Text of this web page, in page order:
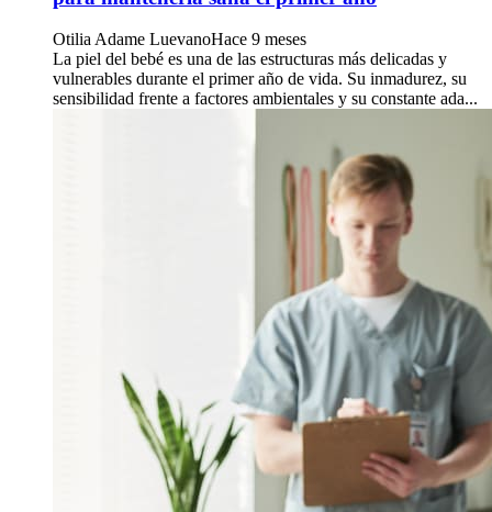
Otilia Adame LuevanoHace 9 meses
La piel del bebé es una de las estructuras más delicadas y
vulnerables durante el primer año de vida. Su inmadurez, su
sensibilidad frente a factores ambientales y su constante ada...